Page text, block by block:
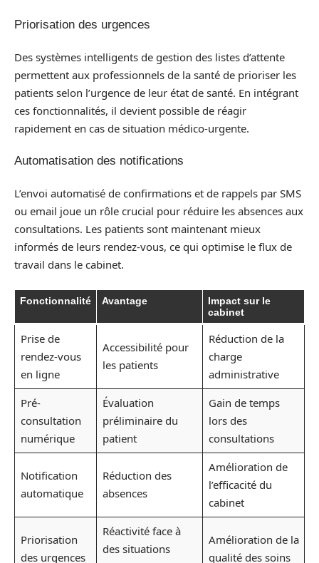
Priorisation des urgences
Des systèmes intelligents de gestion des listes d’attente
permettent aux professionnels de la santé de prioriser les
patients selon l’urgence de leur état de santé. En intégrant
ces fonctionnalités, il devient possible de réagir
rapidement en cas de situation médico-urgente.
Automatisation des notifications
L’envoi automatisé de confirmations et de rappels par SMS
ou email joue un rôle crucial pour réduire les absences aux
consultations. Les patients sont maintenant mieux
informés de leurs rendez-vous, ce qui optimise le flux de
travail dans le cabinet.
Fonctionnalité Avantage
Impact sur le
cabinet
Prise de
rendez-vous
en ligne
Accessibilité pour
les patients
Réduction de la
charge
administrative
Pré-
consultation
numérique
Évaluation
préliminaire du
patient
Gain de temps
lors des
consultations
Notification
automatique
Réduction des
absences
Amélioration de
l’efficacité du
cabinet
Priorisation
des urgences
Réactivité face à
des situations
Amélioration de la
qualité des soins